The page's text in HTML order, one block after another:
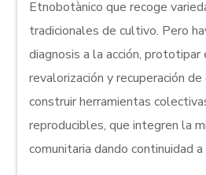
Etnobotànico que recoge
tradicionales de cultivo. Pero
diagnosis a la acción,
revalorización y recuperación
construir herramientas
reproducibles, que integren la
comunitaria dando continuidad